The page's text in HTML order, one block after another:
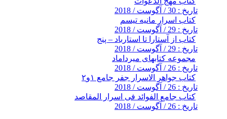
تاریخ : 30 / آگوست / 2018
کتاب اسرار مانیه تیسم
تاریخ : 29 / آگوست / 2018
کتاب از آستارا تا استارباد – پنج
تاریخ : 29 / آگوست / 2018
مجموعه کتابهای میرداماد
تاریخ : 26 / آگوست / 2018
کتاب جواهر الاسرار جفر جامع ۱و۲
تاریخ : 26 / آگوست / 2018
کتاب جامع الفوائد فی اسرار المقاصد
تاریخ : 26 / آگوست / 2018